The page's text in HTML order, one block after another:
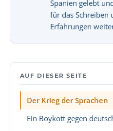
Spanien gelebt
für das
Erfahrungen
AUF DIESER SEITE
Der Krieg der Sprachen
Ein Boykott gegen